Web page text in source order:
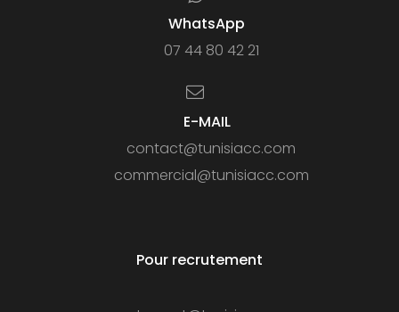
WhatsApp
07 44 80 42 21
E-MAIL
contact@tunisiacc.com
commercial@tunisiacc.com
Pour recrutement